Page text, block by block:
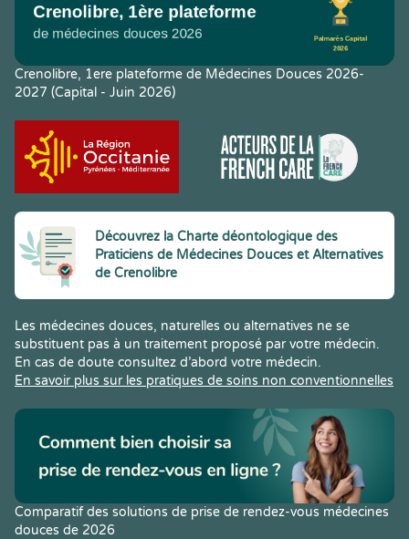
Crenolibre, 1ere plateforme de Médecines Douces 2026-
2027 (Capital - Juin 2026)
Découvrez la Charte déontologique des
Praticiens de Médecines Douces et Alternatives
de Crenolibre
Les médecines douces, naturelles ou alternatives ne se
substituent pas à un traitement proposé par votre médecin.
En cas de doute consultez d’abord votre médecin.
En savoir plus sur les pratiques de soins non conventionnelles
Comparatif des solutions de prise de rendez-vous médecines
douces de 2026